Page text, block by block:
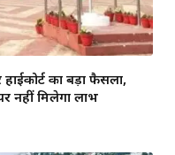
का बड़ा फैसला,
नहीं मिलेगा लाभ